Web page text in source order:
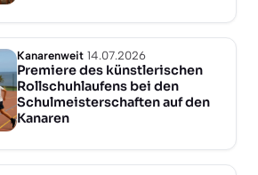
Kanarenweit 14.07.2026
Premiere des künstlerischen
Rollschuhlaufens bei den
Schulmeisterschaften auf den
Kanaren